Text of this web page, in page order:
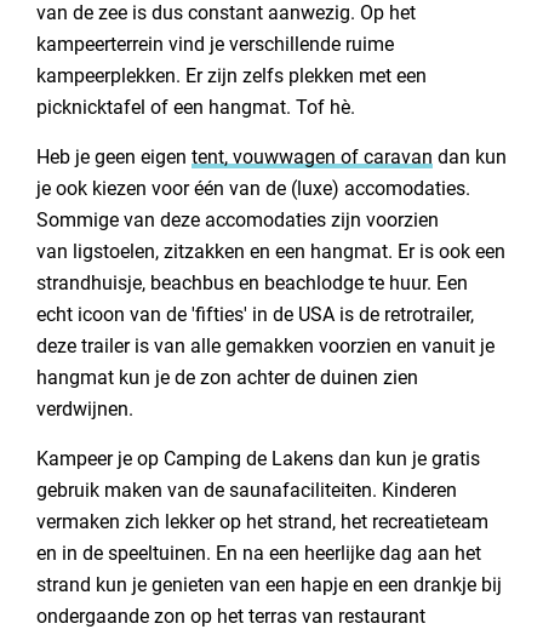
van de zee is dus constant aanwezig. Op het
kampeerterrein vind je verschillende ruime
kampeerplekken. Er zijn zelfs plekken met een
picknicktafel of een hangmat. Tof hè.
Heb je geen eigen tent, vouwwagen of caravan dan kun
je ook kiezen voor één van de (luxe) accomodaties.
Sommige van deze accomodaties zijn voorzien
van ligstoelen, zitzakken en een hangmat. Er is ook een
strandhuisje, beachbus en beachlodge te huur. Een
echt icoon van de 'fifties' in de USA is de retrotrailer,
deze trailer is van alle gemakken voorzien en vanuit je
hangmat kun je de zon achter de duinen zien
verdwijnen.
Kampeer je op Camping de Lakens dan kun je gratis
gebruik maken van de saunafaciliteiten. Kinderen
vermaken zich lekker op het strand, het recreatieteam
en in de speeltuinen. En na een heerlijke dag aan het
strand kun je genieten van een hapje en een drankje bij
ondergaande zon op het terras van restaurant